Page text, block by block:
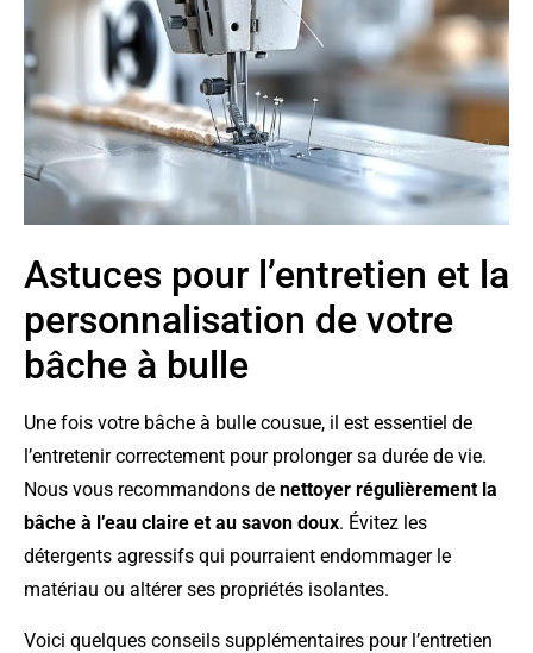
Astuces pour l’entretien et la
personnalisation de votre
bâche à bulle
Une fois votre bâche à bulle cousue, il est essentiel de
l’entretenir correctement pour prolonger sa durée de vie.
Nous vous recommandons de nettoyer régulièrement la
bâche à l’eau claire et au savon doux. Évitez les
détergents agressifs qui pourraient endommager le
matériau ou altérer ses propriétés isolantes.
Voici quelques conseils supplémentaires pour l’entretien